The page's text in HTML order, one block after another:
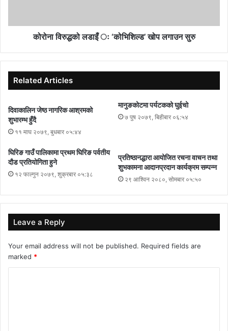
कोरोना विरुद्धको लडाइँ ः ‘कोभिशिल्ड’ खोप लगाउन सुरु
Related Articles
दिवाकालिन जेष्ठ नागरिक आश्रमको
शुभारम्भ हुँदै
११ माघ २०७९, बुधबार ०५:४४
मानुङकोटमा पर्यटकको घुईचो
७ पुष २०७९, बिहीबार ०६:५४
घिरिङ गाउँ पालिकामा प्रथम घिरिङ पर्वतीय
दौड प्रतियोगिता हुने
१२ फाल्गुन २०७९, शुक्रबार ०५:३८
प्रतिष्ठानद्धारा आयोजित रचना वाचन तथा
शुभकामना आदानप्रदान कार्यक्रम सम्पन्न
२९ आश्विन २०८०, सोमबार ०५:५०
Leave a Reply
Your email address will not be published. Required fields are
marked *